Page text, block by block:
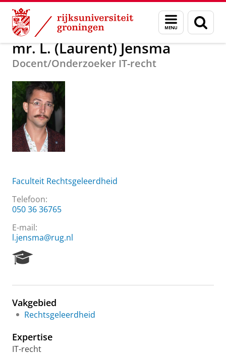
Skip
Content
Skip
Navigation
Menu
en
zoeken
Over ons mr. L. (Laurent) Jensma
mr. L. (Laurent) Jensma
Docent/Onderzoeker IT-recht
Faculteit Rechtsgeleerdheid
Telefoon:
050 36 36765
E-mail:
l.jensma@rug.nl
e
r
c
P
o
Vakgebied
Rechtsgeleerdheid
Expertise
IT-recht